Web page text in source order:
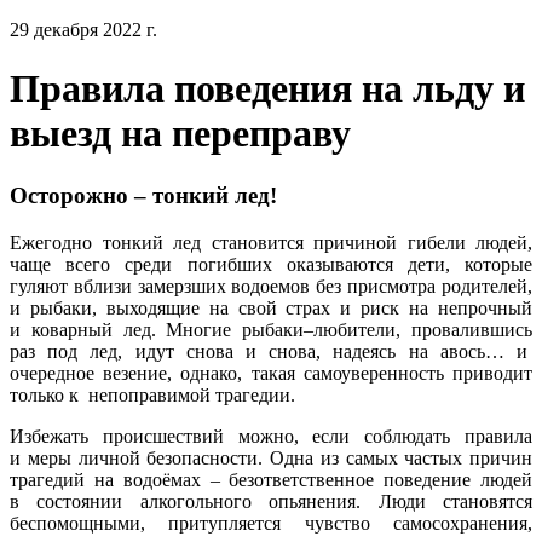
29 декабря 2022 г.
Правила поведения на льду и
выезд на переправу
Осторожно – тонкий лед!
Ежегодно тонкий лед становится причиной гибели людей,
чаще всего среди погибших оказываются дети, которые
гуляют вблизи замерзших водоемов без присмотра родителей,
и рыбаки, выходящие на свой страх и риск на непрочный
и коварный лед. Многие рыбаки–любители, провалившись
раз под лед, идут снова и снова, надеясь на авось… и
очередное везение, однако, такая самоуверенность приводит
только к непоправимой трагедии.
Избежать происшествий можно, если соблюдать правила
и меры личной безопасности. Одна из самых частых причин
трагедий на водоёмах – безответственное поведение людей
в состоянии алкогольного опьянения. Люди становятся
беспомощными, притупляется чувство самосохранения,